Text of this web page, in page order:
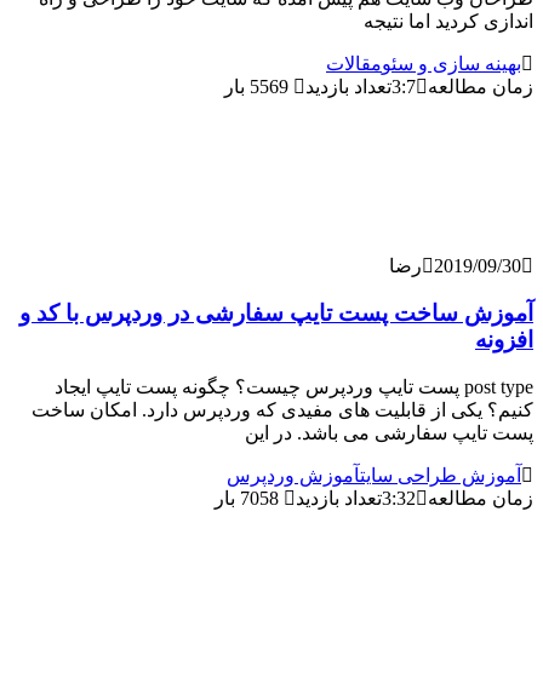
اما نتیجه
سازی و سئومقالات
3:7تعداد بازدید 5569 بار
رضا
ساخت پست تایپ سفارشی در وردپرس با کد و
post type پست تایپ وردپرس چیست؟ چگونه پست تایپ ایجاد
از قابلیت های مفیدی که وردپرس دارد. امکان ساخت
سفارشی می باشد. در این
طراحی سایت آموزش وردپرس
3:32تعداد بازدید 7058 بار